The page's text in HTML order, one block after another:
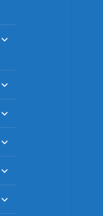
раскрыть
раскрыть
меню
раскрыть
меню
раскрыть
меню
раскрыть
меню
раскрыть